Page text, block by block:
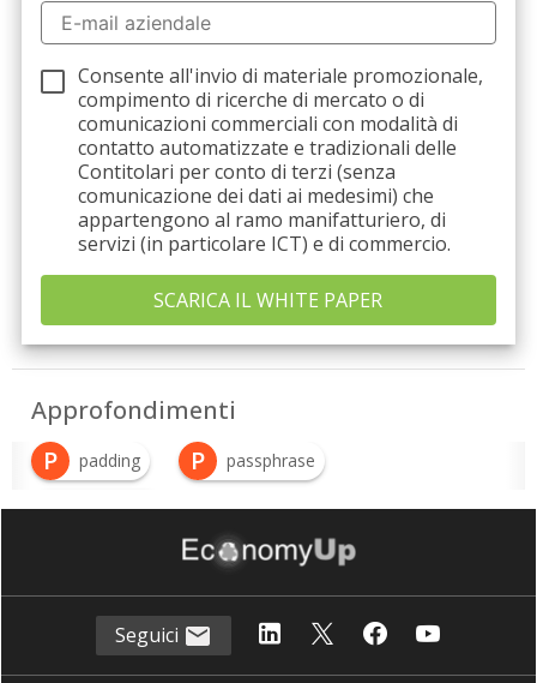
Consente all'invio di materiale promozionale,
compimento di ricerche di mercato o di
comunicazioni commerciali con modalità di
contatto automatizzate e tradizionali delle
Contitolari per conto di terzi (senza
comunicazione dei dati ai medesimi) che
appartengono al ramo manifatturiero, di
servizi (in particolare ICT) e di commercio.
Approfondimenti
P
padding P passphrase
P password
Seguici